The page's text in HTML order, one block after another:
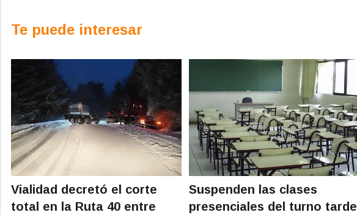
Te puede interesar
Vialidad decretó el corte
total en la Ruta 40 entre
Suspenden las clases
presenciales del turno tarde